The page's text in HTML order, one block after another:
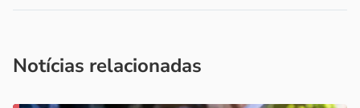
Notícias relacionadas